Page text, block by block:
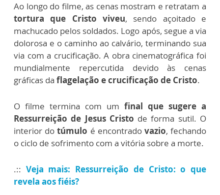
Ao longo do filme, as cenas mostram e retratam a
tortura que Cristo viveu, sendo açoitado e
machucado pelos soldados. Logo após, segue a via
dolorosa e o caminho ao calvário, terminando sua
via com a crucificação. A obra cinematográfica foi
mundialmente repercutida devido às cenas
gráficas da flagelação e crucificação de Cristo.
O filme termina com um final que sugere a
Ressurreição de Jesus Cristo de forma sutil. O
interior dotúmulo é encontrado vazio, fechando
o ciclo de sofrimento com a vitória sobre a morte.
.:: Veja mais: Ressurreição de Cristo: o que
revela aos fiéis?